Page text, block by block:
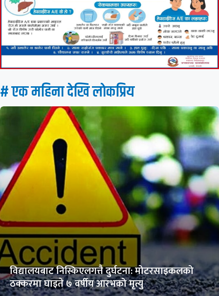
# एक महिना देखि लाेकप्रिय
विद्यालयबाट निस्किएलगत्तै दुर्घटना: मोटरसाइकलको
ठक्करमा घाइते ७ वर्षीय आरभको मृत्यु